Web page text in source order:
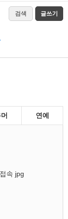
검색 글쓰기
연예
속 jpg